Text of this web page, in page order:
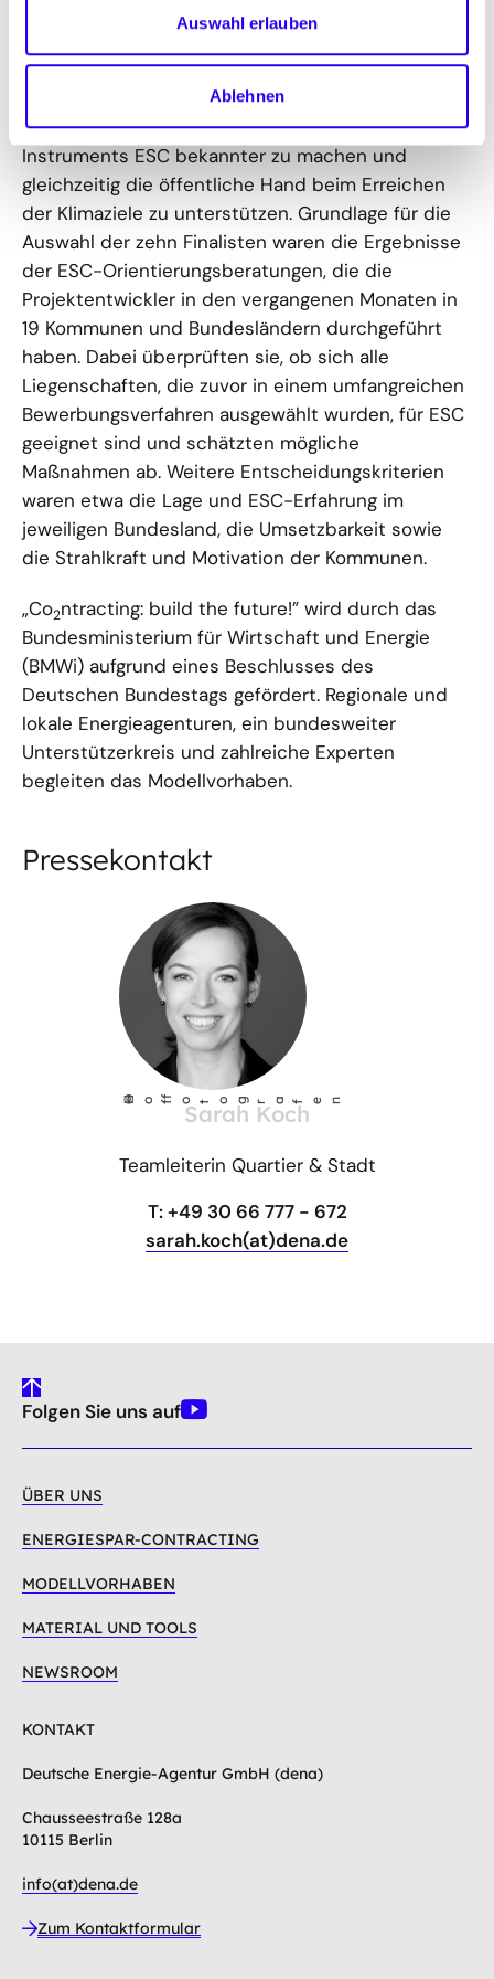
Auswahl erlauben
Ablehnen
Zum Modellvorhaben „Co2ntracting: build
the future!”
Ziel des Modellvorhabens ist es, die Potenziale des
Instruments ESC bekannter zu machen und
gleichzeitig die öffentliche Hand beim Erreichen
der Klimaziele zu unterstützen. Grundlage für die
Auswahl der zehn Finalisten waren die Ergebnisse
der ESC-Orientierungsberatungen, die die
Projektentwickler in den vergangenen Monaten in
19 Kommunen und Bundesländern durchgeführt
haben. Dabei überprüften sie, ob sich alle
Liegenschaften, die zuvor in einem umfangreichen
Bewerbungsverfahren ausgewählt wurden, für ESC
geeignet sind und schätzten mögliche
Maßnahmen ab. Weitere Entscheidungskriterien
waren etwa die Lage und ESC-Erfahrung im
jeweiligen Bundesland, die Umsetzbarkeit sowie
die Strahlkraft und Motivation der Kommunen.
„Co2ntracting: build the future!” wird durch das
Bundesministerium für Wirtschaft und Energie
(BMWi) aufgrund eines Beschlusses des
Deutschen Bundestags gefördert. Regionale und
lokale Energieagenturen, ein bundesweiter
Unterstützerkreis und zahlreiche Experten
begleiten das Modellvorhaben.
Pressekontakt
©
Ho f
fotog r
a fen
Sarah Koch
Teamleiterin Quartier & Stadt
T: +49 30 66 777 - 672
sarah.koch(at)dena.de
gehe
nach
Folgen Sie uns aufYoutube
ÜBER UNS
ENERGIESPAR-CONTRACTING
MODELLVORHABEN
MATERIAL UND TOOLS
NEWSROOM
KONTAKT
Deutsche Energie-Agentur GmbH (dena)
Chausseestraße 128a
10115 Berlin
info(at)dena.de
Zum Kontaktformular